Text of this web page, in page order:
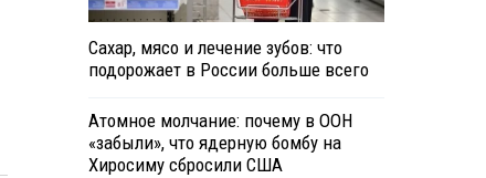
Сахар, мясо и лечение зубов: что
подорожает в России больше всего
Атомное молчание: почему в ООН
«забыли», что ядерную бомбу на
Хиросиму сбросили США